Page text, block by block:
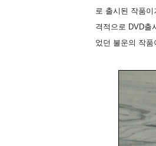
로 출시된 작품
격적으로 DVD출
었던 불운의 작품